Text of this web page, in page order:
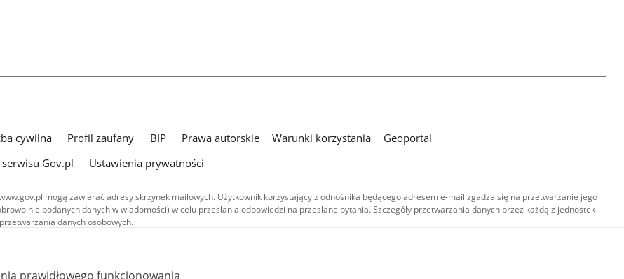
cywilna Profil zaufany BIP Prawa autorskie Warunki korzystania
Geoportal
Gov.pl
Ustawienia prywatności
mogą zawierać adresy skrzynek mailowych. Użytkownik korzystający z odnośnika będącego adresem e-mail zgadza się na przetwarzanie jego
podanych danych w wiadomości) w celu przesłania odpowiedzi na przesłane pytania. Szczegóły przetwarzania danych przez każdą z jednostek
danych osobowych.
publikowane w serwisie (z wyłączeniem treści audiowizualnych), są
licencji typu Creative Commons: uznanie autorstwa - na tych samych
(CC BY-SA 4.0). Materiały audiowizualne, w tym zdjęcia, materiały audio i wideo,
prawidłowego funkcjonowania